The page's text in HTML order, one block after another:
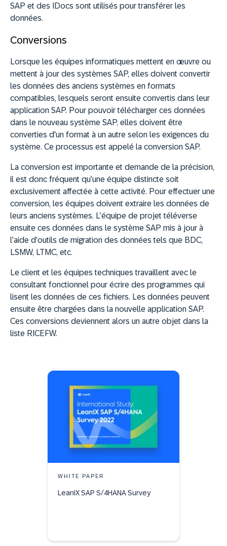
SAP et des IDocs sont utilisés pour transférer les
données.
Conversions
Lorsque les équipes informatiques mettent en œuvre ou
mettent à jour des systèmes SAP, elles doivent convertir
les données des anciens systèmes en formats
compatibles, lesquels seront ensuite convertis dans leur
application SAP. Pour pouvoir télécharger ces données
dans le nouveau système SAP, elles doivent être
converties d'un format à un autre selon les exigences du
système. Ce processus est appelé la conversion SAP.
La conversion est importante et demande de la précision,
il est donc fréquent qu’une équipe distincte soit
exclusivement affectée à cette activité. Pour effectuer une
conversion, les équipes doivent extraire les données de
leurs anciens systèmes. L’équipe de projet téléverse
ensuite ces données dans le système SAP mis à jour à
l’aide d’outils de migration des données tels que BDC,
LSMW, LTMC, etc.
Le client et les équipes techniques travaillent avec le
consultant fonctionnel pour écrire des programmes qui
lisent les données de ces fichiers. Les données peuvent
ensuite être chargées dans la nouvelle application SAP.
Ces conversions deviennent alors un autre objet dans la
liste RICEFW.
WHITE PAPER
LeanIX SAP S/4HANA Survey